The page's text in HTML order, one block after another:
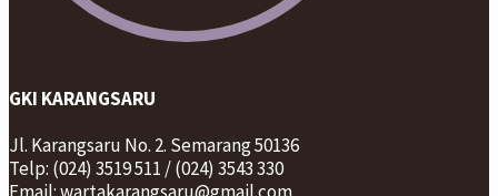
GKI KARANGSARU
Jl. Karangsaru No. 2. Semarang 50136
Telp: (024) 3519 511 / (024) 3543 330